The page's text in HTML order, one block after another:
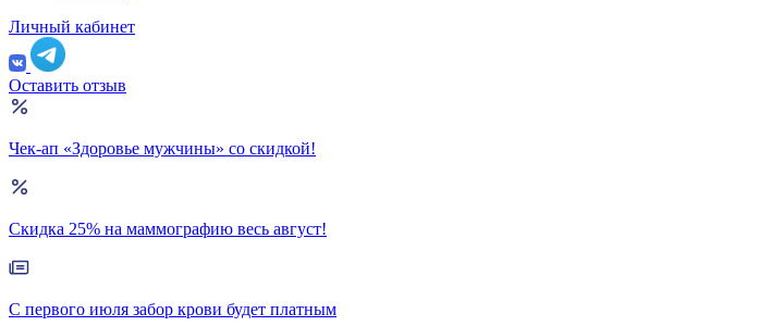
Личный кабинет
Оставить отзыв
Чек-ап «Здоровье мужчины» со скидкой!
Скидка 25% на маммографию весь август!
С первого июля забор крови будет платным